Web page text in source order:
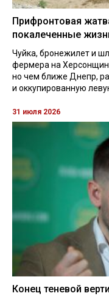
Прифронтовая
покалеченные
Чуйка, бронежилет и
фермера на
но чем ближе Днепр,
и оккупированную
31 июля 2026
Конец теневой